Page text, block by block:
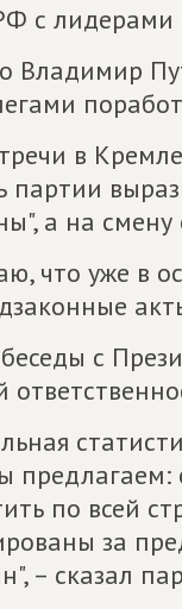
с
Владимир
в
партии
а на
что уже в
с
предлагаем:
по всей
за
– сказал